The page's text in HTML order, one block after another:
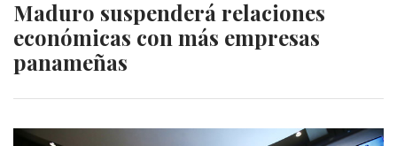
Maduro suspenderá relaciones
económicas con más empresas
panameñas